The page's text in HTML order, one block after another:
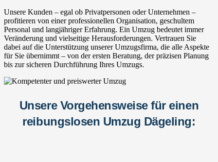
Unsere Kunden – egal ob Privatpersonen oder Unternehmen –
profitieren von einer professionellen Organisation, geschultem
Personal und langjähriger Erfahrung. Ein Umzug bedeutet immer
Veränderung und vielseitige Herausforderungen. Vertrauen Sie
dabei auf die Unterstützung unserer Umzugsfirma, die alle Aspekte
für Sie übernimmt – von der ersten Beratung, der präzisen Planung
bis zur sicheren Durchführung Ihres Umzugs.
Unsere Vorgehensweise für einen
reibungslosen Umzug Dägeling: